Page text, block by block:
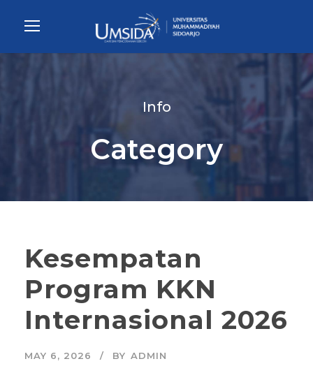
Info
Category
Kesempatan
Program KKN
Internasional 2026
MAY 6, 2026 BY ADMIN